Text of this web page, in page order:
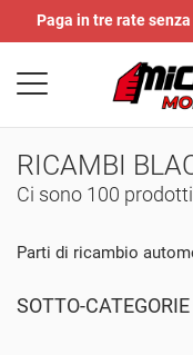
Paga in tre rate
RICAMBI
Ci sono 100
Parti di ricambio
SOTTO-CATEGORIE